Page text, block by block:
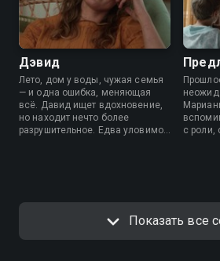
Дэвид
Лето, дом у воды, чужая семья
— и одна ошибка, меняющая
всё. Давид ищет вдохновение,
но находит нечто более
разрушительное. Едва уловимое
с роли,
Показать все